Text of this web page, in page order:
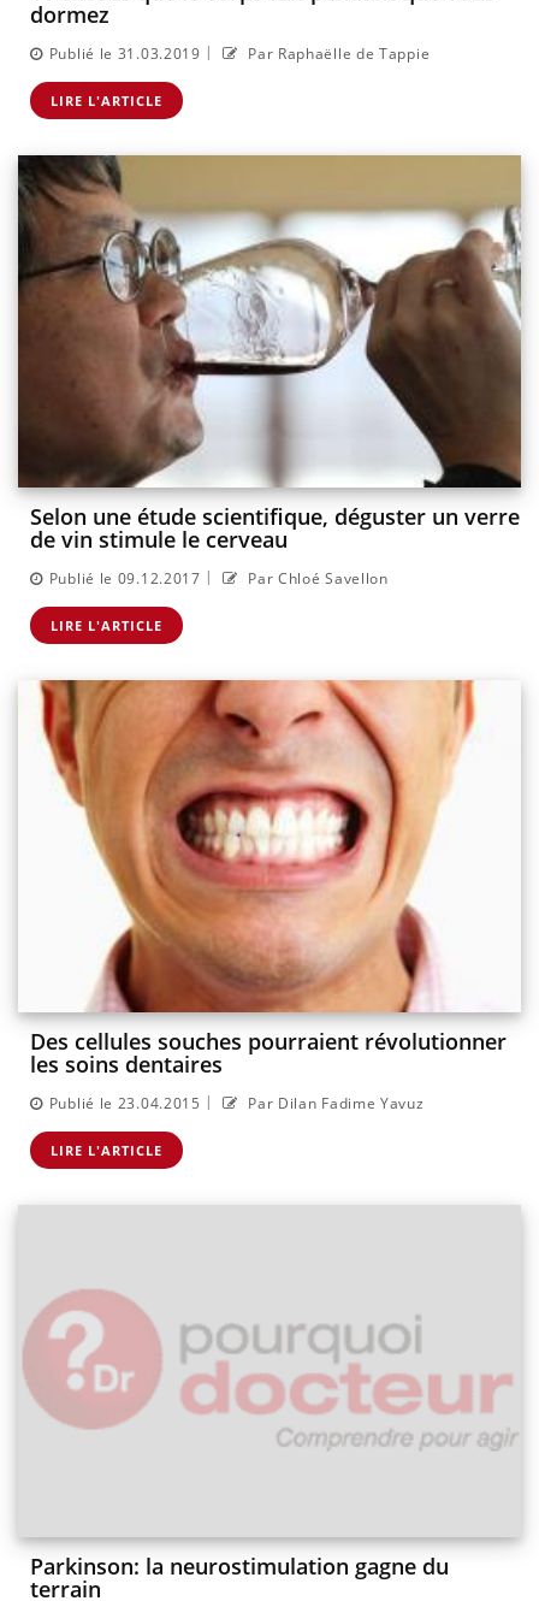
dormez
Publié le 31.03.2019 | Par Raphaëlle de Tappie
LIRE L'ARTICLE
Selon une étude scientifique, déguster un verre
de vin stimule le cerveau
Publié le 09.12.2017 | Par Chloé Savellon
LIRE L'ARTICLE
Des cellules souches pourraient révolutionner
les soins dentaires
Publié le 23.04.2015 | Par Dilan Fadime Yavuz
LIRE L'ARTICLE
Parkinson: la neurostimulation gagne du
terrain